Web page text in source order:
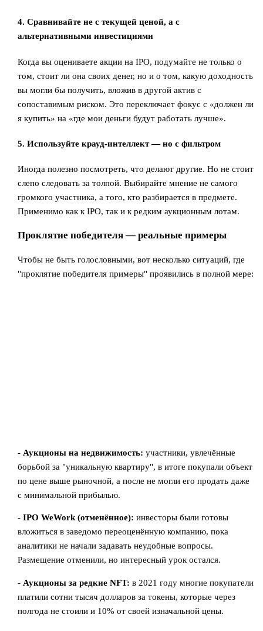
4. Сравнивайте не с текущей ценой, а с
альтернативными инвестициями
Когда вы оцениваете акции на IPO, подумайте не только о
том, стоит ли она своих денег, но и о том, какую доходность
вы могли бы получить, вложив в другой актив с
сопоставимым риском. Это переключает фокус с «должен ли
я купить» на «где мои деньги будут работать лучше».
5. Используйте крауд-интеллект — но с фильтром
Иногда полезно посмотреть, что делают другие. Но не стоит
слепо следовать за толпой. Выбирайте мнение не самого
громкого участника, а того, кто разбирается в предмете.
Применимо как к IPO, так и к редким аукционным лотам.
Проклятие победителя — реальные примеры
Чтобы не быть голословными, вот несколько ситуаций, где
"проклятие победителя примеры" проявились в полной мере:
- Аукционы на недвижимость: участники, увлечённые
борьбой за "уникальную квартиру", в итоге покупали объект
по цене выше рыночной, а после не могли его продать даже
с минимальной прибылью.
-IPO WeWork (отменённое): инвесторы были готовы
вложиться в заведомо переоценённую компанию, пока
аналитики не начали задавать неудобные вопросы.
Размещение отменили, но интересный урок остался.
- Аукционы за редкие NFT: в 2021 году многие покупатели
платили сотни тысяч долларов за токены, которые через
полгода не стоили и 10% от своей изначальной цены.